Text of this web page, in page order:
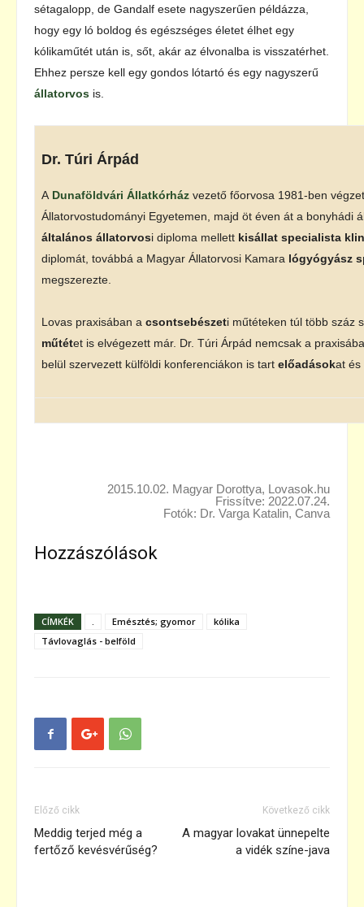
sétagalopp, de Gandalf esete nagyszerűen példázza,
hogy egy ló boldog és egészséges életet élhet egy
kólikaműtét után is, sőt, akár az élvonalba is visszatérhet.
Ehhez persze kell egy gondos lótartó és egy nagyszerű
állatorvos is.
Dr. Túri Árpád
A Dunaföldvári Állatkórház vezető főorvosa 1981-ben
Állatorvostudományi Egyetemen, majd öt éven át a bonyhádi
általános állatorvosi diploma mellett kisállat specialista
diplomát, továbbá a Magyar Állatorvosi Kamara lógyógyász
megszerezte.
Lovas praxisában a csontsebészeti műtéteken túl több száz
műtétet is elvégezett már. Dr. Túri Árpád nemcsak a
belül szervezett külföldi konferenciákon is tart előadásokat és
2015.10.02. Magyar Dorottya, Lovasok.hu
Frissítve: 2022.07.24.
Fotók: Dr. Varga Katalin, Canva
Hozzászólások
CÍMKÉK . Emésztés; gyomor
kólika
Távlovaglás - belföld
Előző cikk
Meddig terjed még a
fertőző kevésvérűség?
Következő cikk
A magyar lovakat ünnepelte
a vidék színe-java